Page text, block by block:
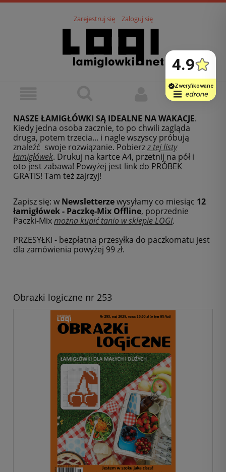
Zarejestruj się Zaloguj się
NASZE ŁAMIGŁÓWKI SĄ IDEALNE NA WAKACJE.
Kiedy jedna osoba zacznie, to po chwili zagląda
druga, potem trzecia... i nagle wszyscy próbują
znaleźć swoje rozwiązanie. Pobierzz tej listy
łamigłówek. Drukuj na kartce A4, przetnij na pół i
oto jest zabawa! Powyżej jest link do PRÓBEK
GRATIS! Tam też zajrzyj!
Zapisz się: w Newsletterzewysyłamy co miesiąc 12
łamigłówek - Paczkę-Mix Offline, poprzednie
Paczki-Mixmożna kupić tanio w sklepie LOGI.
PRZESYŁKI - bezpłatna przesyłka do paczkomatu jest
dla zamówienia powyżej 99 zł.
Obrazki logiczne nr 253